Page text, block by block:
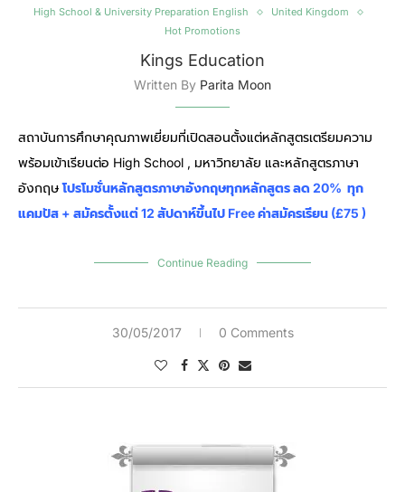
High School & University Preparation English
United Kingdom
Hot Promotions
Kings Education
Written By Parita Moon
สถาบันการศึกษาคุณภาพเยี่ยมที่เปิดสอนตั้งแต่หลักสูตรเตรียมความ
พร้อมเข้าเรียนต่อ High School , มหาวิทยาลัย และหลักสูตรภาษา
อังกฤษโปรโมชั่นหลักสูตรภาษาอังกฤษทุกหลักสูตร ลด 20% ทุก
แคมปัส + สมัครตั้งแต่ 12 สัปดาห์ขึ้นไป Free ค่าสมัครเรียน (£75 )
Continue Reading
30/05/2017 0 Comments